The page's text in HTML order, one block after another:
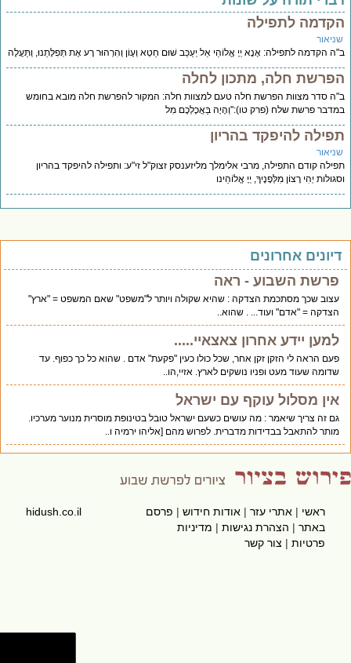
לתפילה
הקדמה לתפילה: אָנָא יְיָ אֱלוֹהַי אַל יְעַכֵּב שׁוּם חֵטְא וְעָוֹן וְהִרְהוּר רָע אֶת תְּפִלָּתֵנוּ, וְתַּעֲלֶה
חלה, מתכון לחלה
סדר מצוות הפרשת חלה טעם למצוות חלה: המקור להפרשת חלה מובא בחומש
פרשת שלח (פרק טו):"וְהָיָה בַּאֲכָלְכֶם מִל
להיפקד בהריון
קודם התפילה, מרבי אלימלך מליזענסק זצוק"ל זי"ע: ותפילה להיפקד בהריון
יְהִי רָצוֹן מִלְּפָנֶיךָ, יְיָ אֱלוֹהֵינו
אחרונים
פרשת השבוע - ראה
עצוב שכך מסתכמת הצדקה : שהיא שקולה ויותר ל"משפט" שאם המשפט = "ארץ"
הצדקה = "אדם" ועוד... . שהוא..
למען יידע אחרון צאצאיי.....
פעם הראה לי הזקן זקן אחר, שכל כולו כעין "פקעת" אדם . שהוא כל כך כפוף. עד
שדומה שעוד מעט ופניו נושקים לארץ. אזיי,הו..
אין מסלול עוקף עם ישראל
גם זה צריך שיאמר : מה עושים כשעם ישראל טובל בטינופת מוסרית מנוער מערכיו.
מותר להתאבל בבדידות מדברית. לפרוש מהם [אליהו ירמיה ו..
ראשי|אתרי עזר|אודות חידוש|פרסם
באתר|הצהרת נגישות|מדיניות
פרטיות|צור קשר
hidush.co.il